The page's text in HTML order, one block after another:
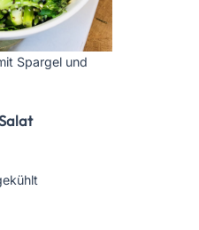
Spargel und